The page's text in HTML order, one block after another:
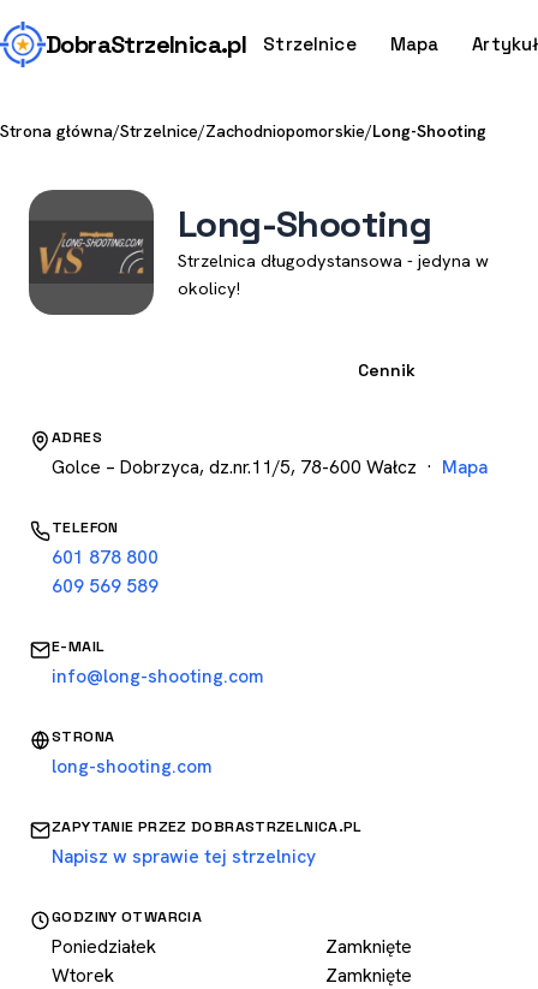
DobraStrzelnica.pl Strzelnice Mapa
Strona główna/Strzelnice/Zachodniopomorskie/Long-Shooting
Long-Shooting
Strzelnica długodystansowa - jedyna w
okolicy!
Cennik
ADRES
Golce – Dobrzyca, dz.nr.11/5, 78-600 Wałcz · Mapa
TELEFON
601 878 800
609 569 589
E-MAIL
info@long-shooting.com
STRONA
long-shooting.com
ZAPYTANIE PRZEZ DOBRASTRZELNICA.PL
Napisz w sprawie tej strzelnicy
GODZINY OTWARCIA
Poniedziałek
Zamknięte
Wtorek
Zamknięte